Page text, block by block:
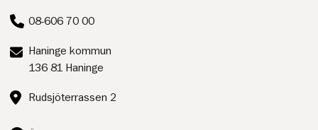
Telefon:
08-606 70 00
Postadress:
Haninge kommun
136 81 Haninge
Besöksadress:
Rudsjöterrassen 2